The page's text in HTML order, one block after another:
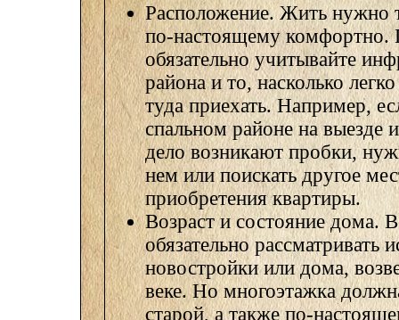
Расположение. Жить нужно
по-настоящему комфортно.
обязательно учитывайте
района и то, насколько
туда приехать. Например,
спальном районе на выезде
дело возникают пробки,
нем или поискать другое
приобретения квартиры.
Возраст и состояние дома.
обязательно рассматривать
новостройки или дома,
веке. Но многоэтажка
старой, а также по-